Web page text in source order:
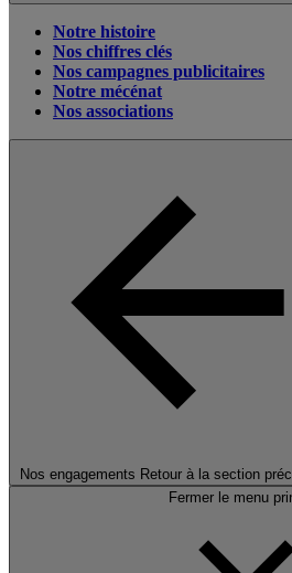
Notre histoire
Nos chiffres clés
Nos campagnes publicitaires
Notre mécénat
Nos associations
Nos engagements Retour à la section
Fermer le menu